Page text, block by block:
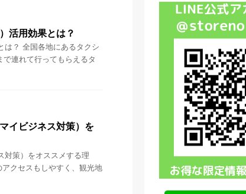
活用効果とは？
は？ 全国各地にあるタクシ
連れて行ってもらえるタ
イビジネス対策）を
対策）をオススメする理
クセスもしやすく、観光地